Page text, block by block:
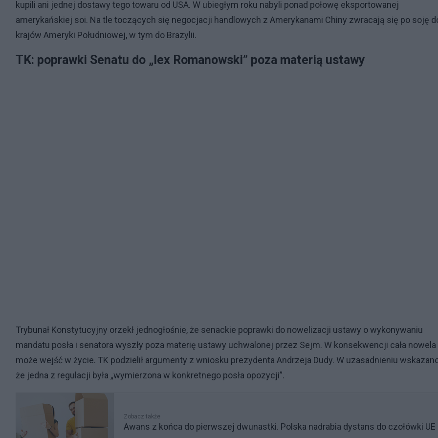
kupili ani jednej dostawy tego towaru od USA. W ubiegłym roku nabyli ponad połowę eksportowanej
amerykańskiej soi. Na tle toczących się negocjacji handlowych z Amerykanami Chiny zwracają się po soję
krajów Ameryki Południowej, w tym do Brazylii.
TK: poprawki Senatu do „lex Romanowski” poza materią ustawy
Trybunał Konstytucyjny orzekł jednogłośnie, że senackie poprawki do nowelizacji ustawy o wykonywaniu
mandatu posła i senatora wyszły poza materię ustawy uchwalonej przez Sejm. W konsekwencji cała nowela
może wejść w życie. TK podzielił argumenty z wniosku prezydenta Andrzeja Dudy. W uzasadnieniu
że jedna z regulacji była „wymierzona w konkretnego posła opozycji”.
Zobacz także
Awans z końca do pierwszej dwunastki. Polska nadrabia dystans do czołówki UE